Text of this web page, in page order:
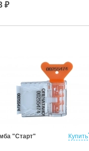
₽
Купить
"Старт"